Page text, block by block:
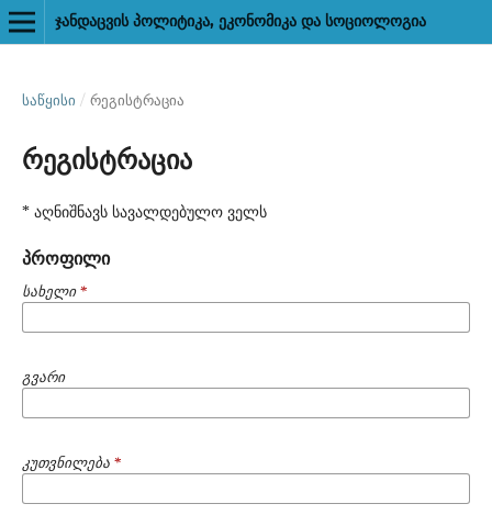
ᲯᲐᲜᲓᲐᲪᲕᲘᲡ ᲞᲝᲚᲘᲢᲘᲙᲐ, ᲔᲙᲝᲜᲝᲛᲘᲙᲐ ᲓᲐ ᲡᲝᲪᲘᲝᲚᲝᲒᲘᲐ
ᲡᲐᲬᲧᲘᲡᲘ / რეგისტრაცია
რეგისტრაცია
* აღნიშნავს სავალდებულო ველს
პროფილი
სახელი*
გვარი
კუთვნილება *